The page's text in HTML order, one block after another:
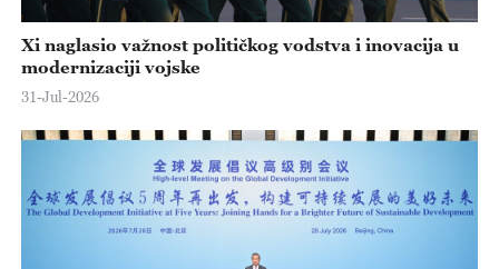
Xi naglasio važnost političkog vodstva i inovacija u
modernizaciji vojske
31-Jul-2026